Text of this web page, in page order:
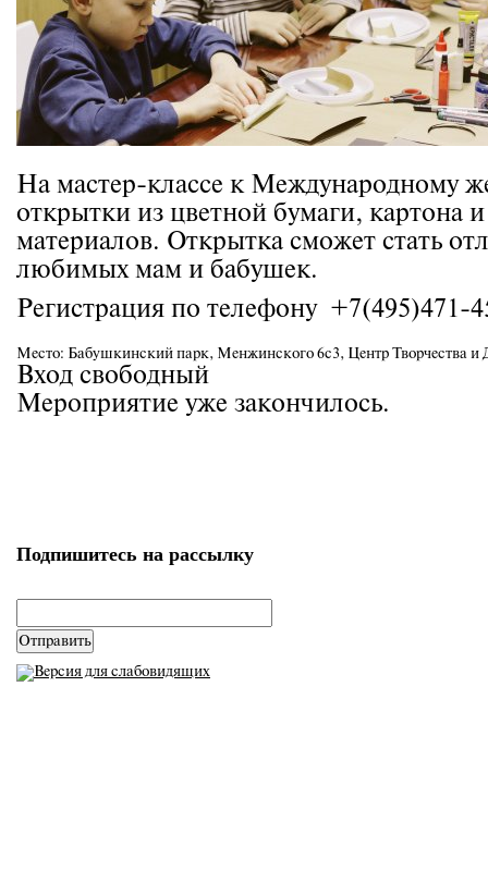
На мастер-классе к Международному
открытки из цветной бумаги, картона
материалов. Открытка сможет стать
любимых мам и бабушек.
Регистрация по телефону +7(495)471-
Место: Бабушкинский парк, Менжинского 6с3, Центр Творчества и
Вход свободный
Мероприятие уже закончилось.
Подпишитесь на рассылку